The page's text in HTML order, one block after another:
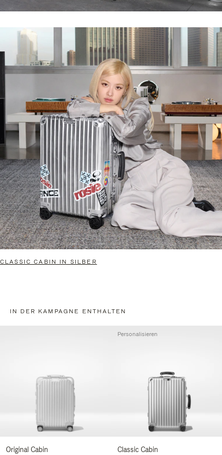
CLASSIC CABIN IN SILBER
IN DER KAMPAGNE ENTHALTEN
Original Cabin
Classic Cabin
Personalisieren